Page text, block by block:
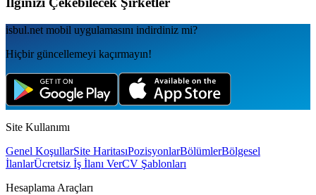
isbul.net mobil uygulamаsını indirdiniz mi?
Hiçbir güncellemeyi kaçırmayın!
Site Kullanımı
Genel KoşullarSite HaritasıPozisyonlarBölümlerBölgesel
İlanlarÜcretsiz İş İlanı VerCV Şablonları
Hesaplama Araçları